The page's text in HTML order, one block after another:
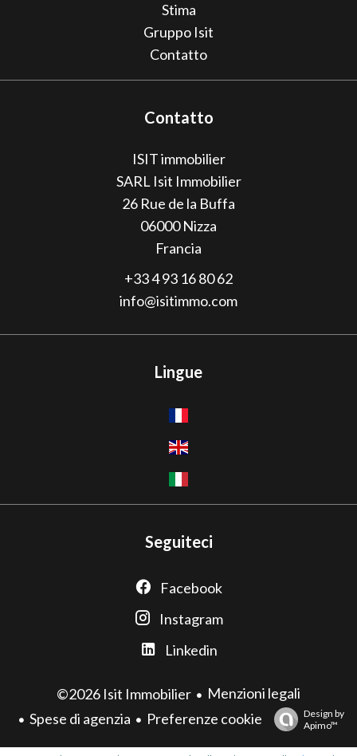
Stima
Gruppo Isit
Contatto
Contatto
ISIT immobilier
SARL Isit Immobilier
26 Rue de la Buffa
06000Nizza
Francia
+33 4 93 16 80 62
info@isitimmo.com
Lingue
Seguiteci
Facebook
Instagram
Linkedin
©2026 Isit Immobilier
Menzioni legali
Spese di agenzia
Preferenze cookie
Design by
Apimo™